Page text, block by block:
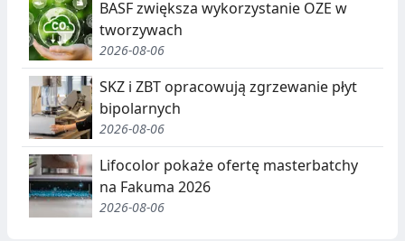
G
A
C
J
A
,
R
BASF zwiększa wykorzystanie OZE w
tworzywach
2026-08-06
SKZ i ZBT opracowują zgrzewanie płyt
bipolarnych
2026-08-06
Lifocolor pokaże ofertę masterbatchy
na Fakuma 2026
2026-08-06